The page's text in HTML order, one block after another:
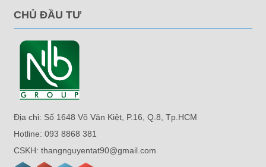
CHỦ ĐẦU TƯ
Địa chỉ: Số 1648 Võ Văn Kiệt, P.16, Q.8, Tp.HCM
Hotline: 093 8868 381
CSKH: thangnguyentat90@gmail.com